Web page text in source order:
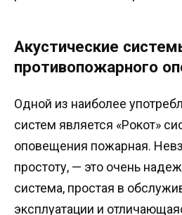
Акустические
противопожарного
Одной из наиболее
систем является «Рокот»
оповещения пожарная.
простоту, — это очень
система, простая в
эксплуатации и